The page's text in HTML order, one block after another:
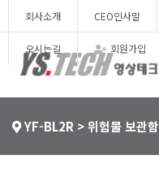
회사소개 CEO인사말
오시는길 회원가입
YF-BL2R > 위험물 보관함